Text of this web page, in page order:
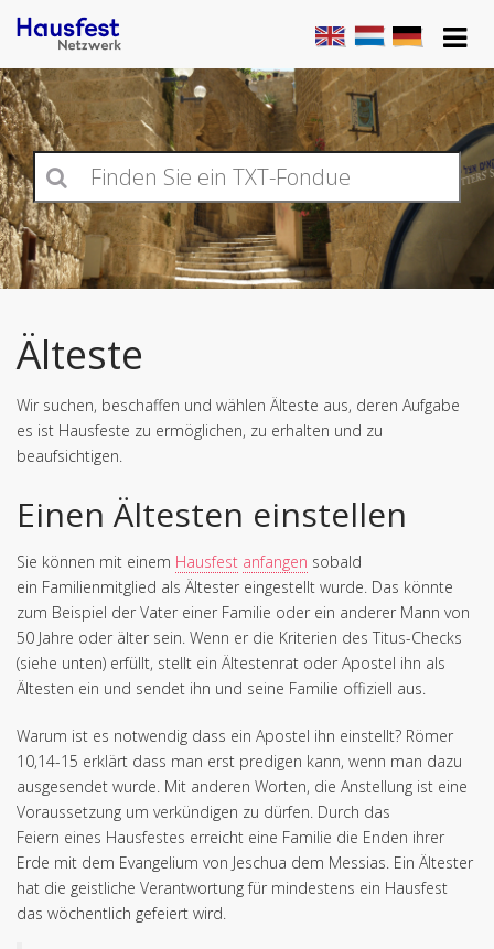
Älteste
Wir suchen, beschaffen und wählen Älteste aus, deren Aufgabe
es ist Hausfeste zu ermöglichen, zu erhalten und zu
beaufsichtigen.
Einen Ältesten einstellen
Sie können mit einem Hausfest anfangen sobald
ein Familienmitglied als Ältester eingestellt wurde. Das könnte
zum Beispiel der Vater einer Familie oder ein anderer Mann von
50 Jahre oder älter sein. Wenn er die Kriterien des Titus-Checks
(siehe unten) erfüllt, stellt ein Ältestenrat oder Apostel ihn als
Ältesten ein und sendet ihn und seine Familie offiziell aus.
Warum ist es notwendig dass ein Apostel ihn einstellt? Römer
10,14-15 erklärt dass man erst predigen kann, wenn man dazu
ausgesendet wurde. Mit anderen Worten, die Anstellung ist eine
Voraussetzung um verkündigen zu dürfen. Durch das
Feiern eines Hausfestes erreicht eine Familie die Enden ihrer
Erde mit dem Evangelium von Jeschua dem Messias. Ein Ältester
hat die geistliche Verantwortung für mindestens ein Hausfest
das wöchentlich gefeiert wird.